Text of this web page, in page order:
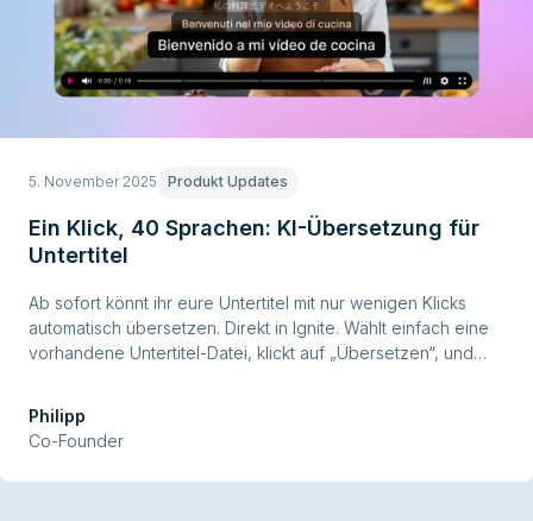
5. November 2025 Produkt Updates
Ein Klick, 40 Sprachen: KI-Übersetzung für
Untertitel
Ab sofort könnt ihr eure Untertitel mit nur wenigen Klicks
automatisch übersetzen. Direkt in Ignite. Wählt einfach eine
vorhandene Untertitel-Datei, klickt auf „Übersetzen“, und
Philipp
Co-Founder